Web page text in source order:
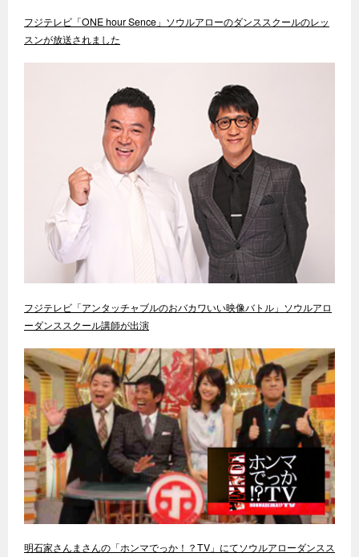
フジテレビ「ONE hour Sence」ソウルアローのダンススクールのレッ
スンが放送されました
フジテレビ「アンタッチャブルのおバカワいい映像バトル」ソウルアロ
ーダンススクール講師が出演
明石家さんまさんの「ホンマでっか！？TV」にてソウルアローダンスス